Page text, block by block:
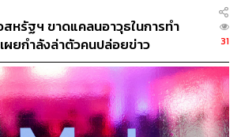
หรัฐฯ ขาดแคลนอาวุธในการทำ
ผยกำลังล่าตัวคนปล่อยข่าว
31